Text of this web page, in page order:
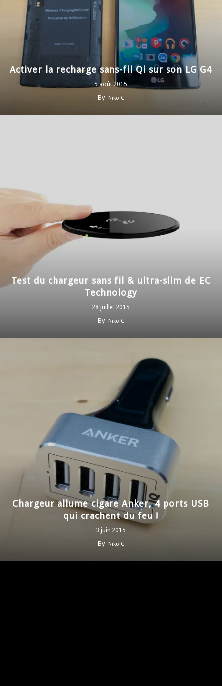
Activer la recharge sans-fil Qi sur son LG G4
5 août 2015
By Niko C
Test du chargeur sans fil & ultra-slim de EC
Technology
28 juillet 2015
By Niko C
Chargeur allume cigare Anker, 4 ports USB
qui crachent du feu !
3 juin 2015
By Niko C